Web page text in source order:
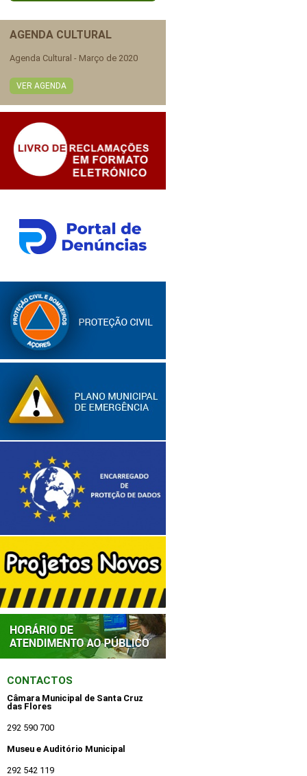
AGENDA CULTURAL
Agenda Cultural - Março de 2020
VER AGENDA
CONTACTOS
Câmara Municipal de Santa Cruz
das Flores
292 590 700
Museu e Auditório Municipal
292 542 119